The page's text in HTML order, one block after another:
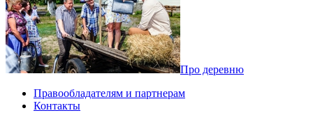
Про деревню
Правообладателям и партнерам
Контакты